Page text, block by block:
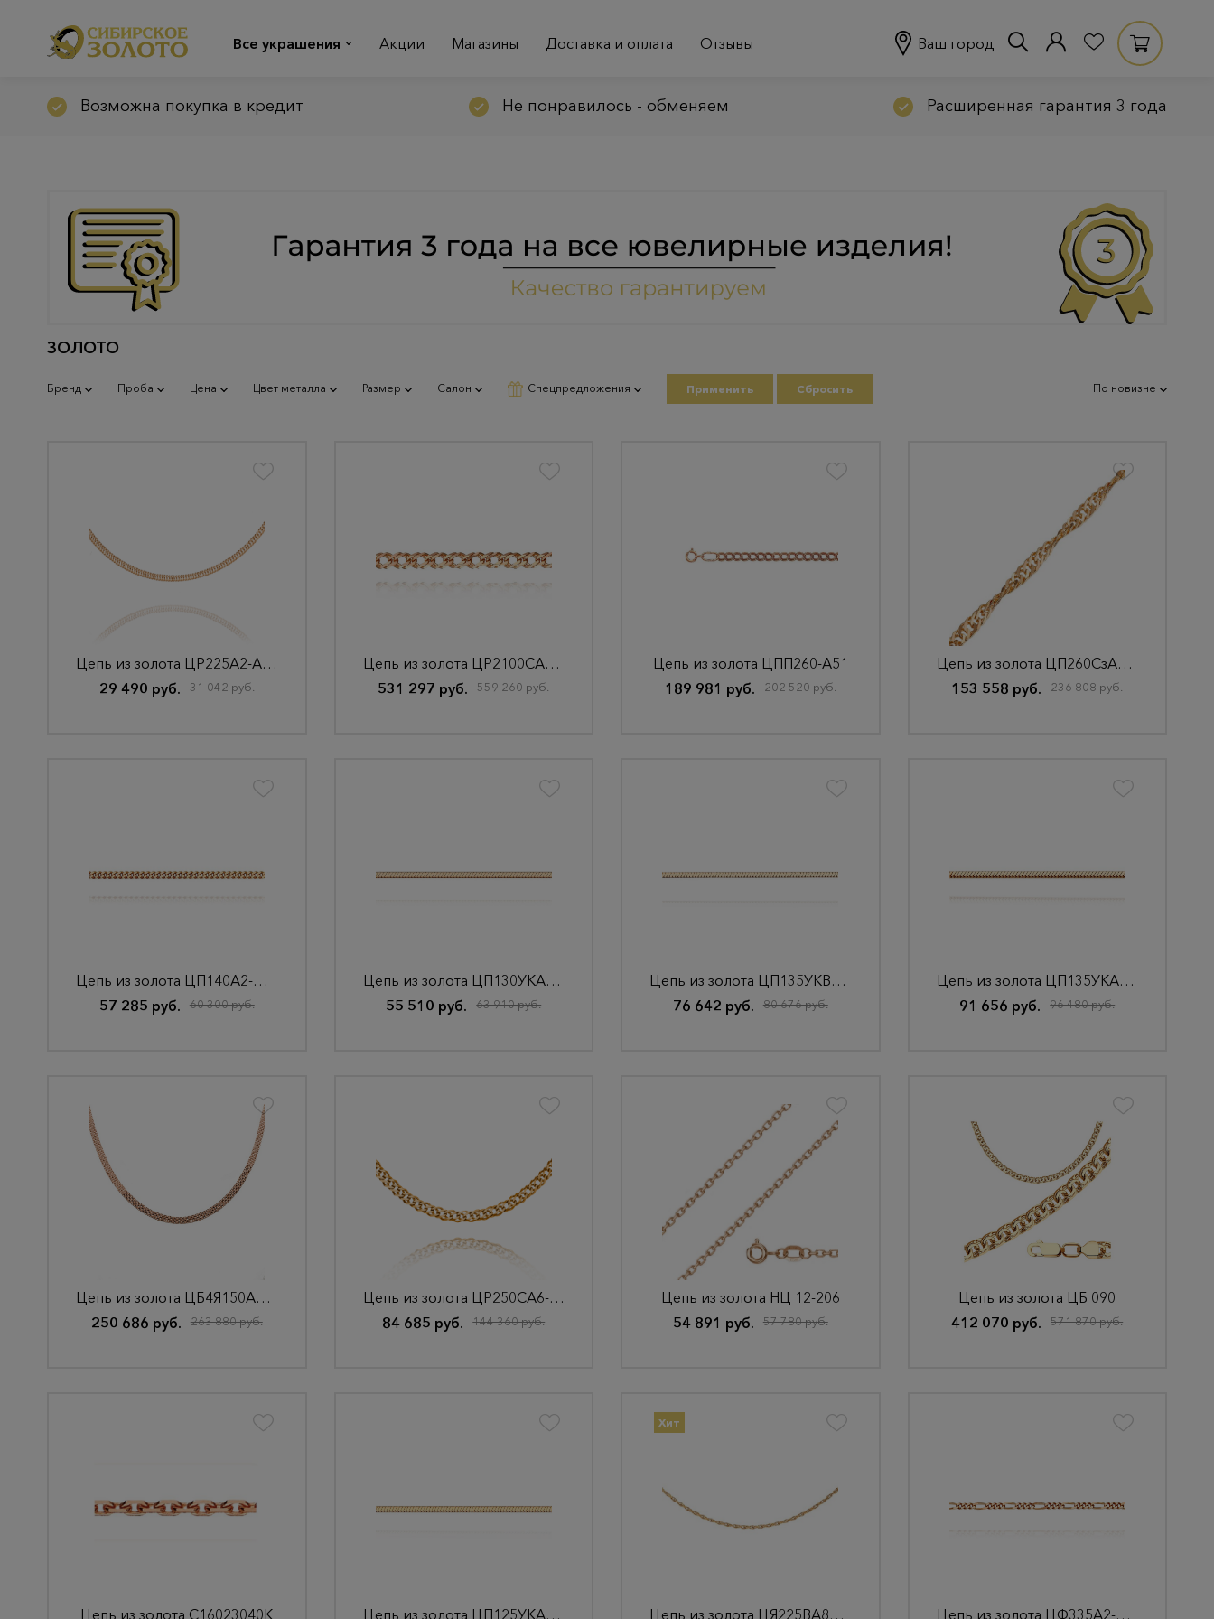
Все украшения Акции Магазины Доставка и оплата Отзывы Ваш город
Возможна покупка в кредит Не понравилось - обменяем Расширенная гарантия 3 года
ЗОЛОТО
Бренд Проба Цена Цвет металла Размер Салон Спецпредложения Применить Сбросить По новизне
Цепь из золота ЦР225А2-А51
29 490 руб.
31 042 руб.
Цепь из золота ЦР2100СА6-А51
531 297 руб.
559 260 руб.
Цепь из золота ЦПП260-А51
189 981 руб.
202 520 руб.
Цепь из золота ЦП260СзА2-А51
153 558 руб.
236 808 руб.
Цепь из золота ЦП140А2-А51
57 285 руб.
60 300 руб.
Цепь из золота ЦП130УКА1П-А51
55 510 руб.
63 910 руб.
Цепь из золота ЦП135УКВА4-А51
76 642 руб.
80 676 руб.
Цепь из золота ЦП135УКА2Р-А51
91 656 руб.
96 480 руб.
Цепь из золота ЦБ4Я150А2-А51
250 686 руб.
263 880 руб.
Цепь из золота ЦР250СА6-А51
84 685 руб.
144 360 руб.
Цепь из золота НЦ 12-206
54 891 руб.
57 780 руб.
Цепь из золота ЦБ 090
412 070 руб.
571 870 руб.
Цепь из золота С16023040К
Цепь из золота ЦП125УКА1П-А51
Хит
Цепь из золота ЦЯ225ВА8П-А51
Цепь из золота ЦФ335А2-А51